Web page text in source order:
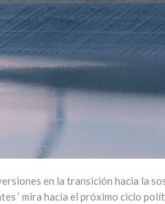
en la transición hacia la
‘ mira hacia el próximo ciclo